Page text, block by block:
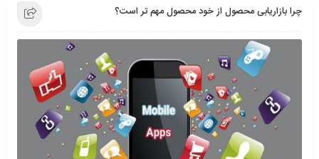
چرا بازاریابی محصول از خود محصول مهم تر است؟